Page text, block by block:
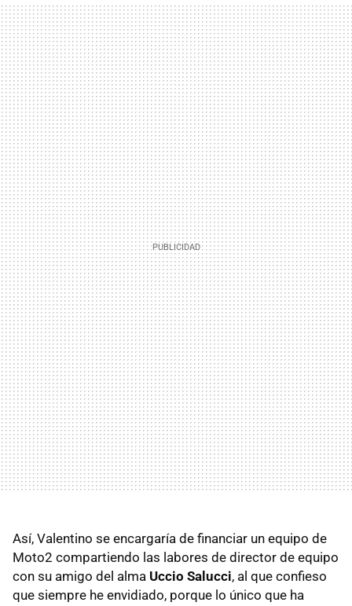
Así, Valentino se encargaría de financiar un equipo de
Moto2 compartiendo las labores de director de equipo
con su amigo del alma Uccio Salucci, al que confieso
que siempre he envidiado, porque lo único que ha